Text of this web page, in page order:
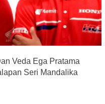
Veda Ega Pratama
Seri Mandalika